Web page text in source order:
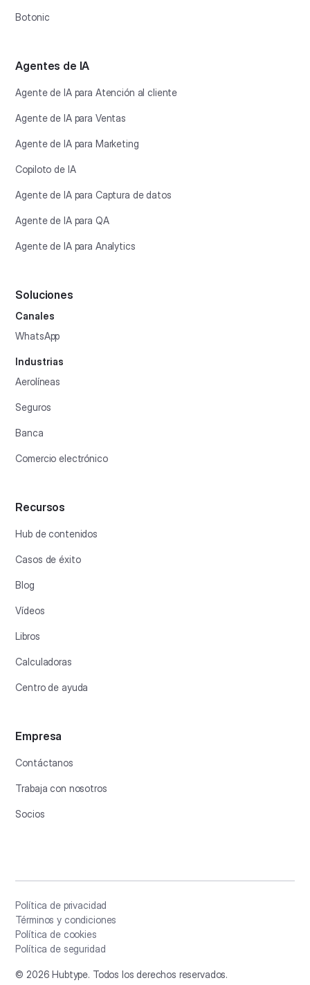
Botonic
Agentes de IA
Agente de IA para Atención al cliente
Agente de IA para Ventas
Agente de IA para Marketing
Copiloto de IA
Agente de IA para Captura de datos
Agente de IA para QA
Agente de IA para Analytics
Soluciones
Canales
WhatsApp
Industrias
Aerolíneas
Seguros
Banca
Comercio electrónico
Recursos
Hub de contenidos
Casos de éxito
Blog
Vídeos
Libros
Calculadoras
Centro de ayuda
Empresa
Contáctanos
Trabaja con nosotros
Socios
Política de privacidad
Términos y condiciones
Política de cookies
Política de seguridad
© 2026 Hubtype. Todos los derechos reservados.